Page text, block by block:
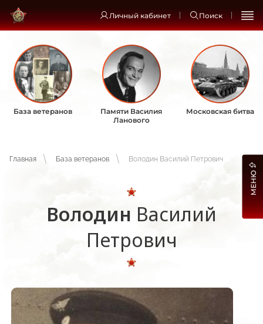
Личный кабинет Поиск
База ветеранов
Памяти Василия
Ланового
Московская битва
Главная База ветеранов Володин Василий Петрович
Володин Василий
Петрович
МЕНЮ